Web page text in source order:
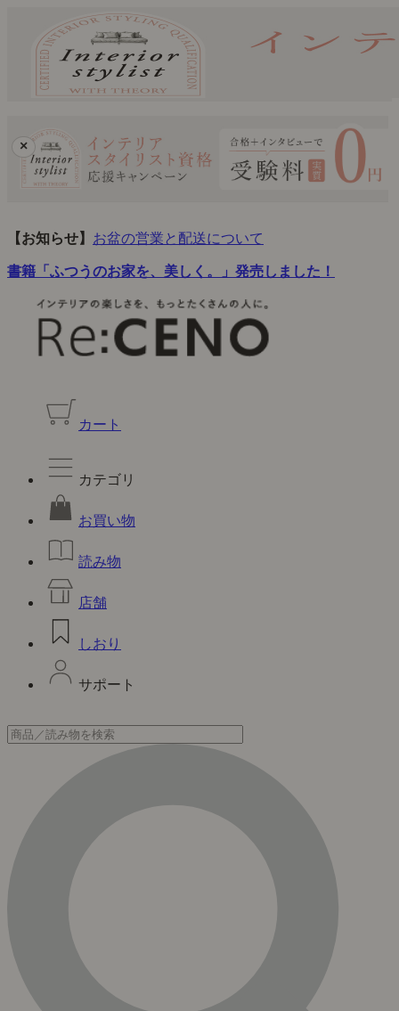
×
【お知らせ】 お盆の営業と配送について
書籍「ふつうのお家を、美しく。」発売しました！
カート
カテゴリ
お買い物
読み物
店舗
しおり
サポート